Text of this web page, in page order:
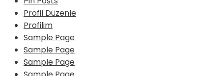
Profil Düzenle
Profilim
Sample Page
Sample Page
Sample Page